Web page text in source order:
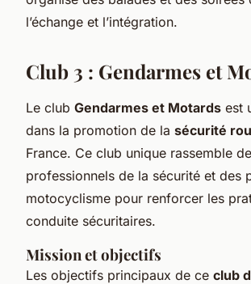
l’échange et l’intégration.
Club 3 : Gendarmes et
Le club Gendarmes et Motards est
dans la promotion de la sécurité
France. Ce club unique rassemble
professionnels de la sécurité et des
motocyclisme pour renforcer les
conduite sécuritaires.
Mission et objectifs
Les objectifs principaux de ce club